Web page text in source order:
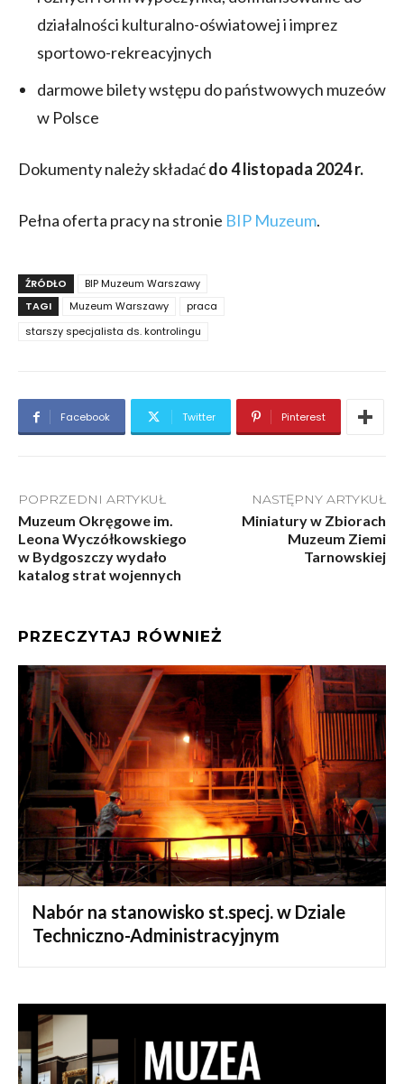
działalności kulturalno-oświatowej i imprez
sportowo-rekreacyjnych
darmowe bilety wstępu do państwowych muzeów
w Polsce
Dokumenty należy składaćdo 4 listopada 2024 r.
Pełna oferta pracy na stronie BIP Muzeum.
ŹRÓDŁO
BIP Muzeum Warszawy
TAGI
Muzeum Warszawy
praca
starszy specjalista ds. kontrolingu
Facebook Twitter Pinterest
POPRZEDNI ARTYKUŁ
Muzeum Okręgowe im.
Leona Wyczółkowskiego
w Bydgoszczy wydało
katalog strat wojennych
NASTĘPNY ARTYKUŁ
Miniatury w Zbiorach
Muzeum Ziemi
Tarnowskiej
PRZECZYTAJ RÓWNIEŻ
Nabór na stanowisko st.specj. w Dziale
Techniczno-Administracyjnym